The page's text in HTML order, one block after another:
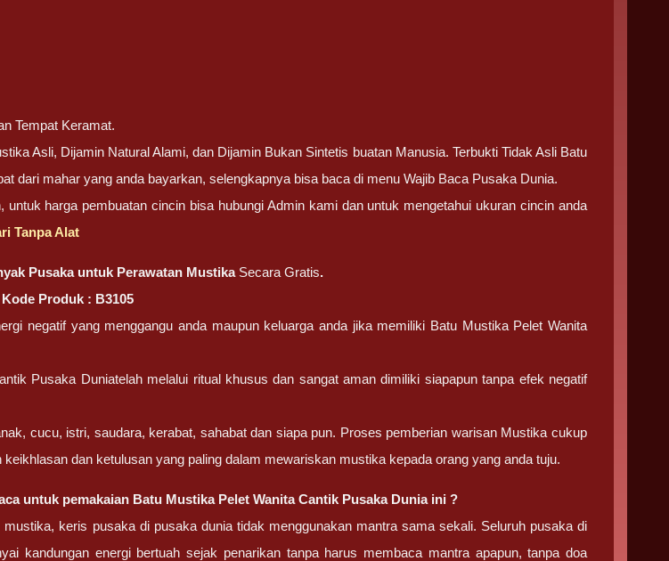
Tempat Keramat.
Asli, Dijamin Natural Alami, dan Dijamin Bukan Sintetis buatan Manusia. Terbukti Tidak Asli Batu
dari mahar yang anda bayarkan, selengkapnya bisa baca di menu Wajib Baca Pusaka Dunia.
untuk harga pembuatan cincin bisa hubungi Admin kami dan untuk mengetahui ukuran cincin anda
Tanpa Alat
Pusaka untuk Perawatan Mustika Secara Gratis.
Kode Produk : B3105
negatif yang menggangu anda maupun keluarga anda jika memiliki Batu Mustika Pelet Wanita
Pusaka Duniatelah melalui ritual khusus dan sangat aman dimiliki siapapun tanpa efek negatif
cucu, istri, saudara, kerabat, sahabat dan siapa pun. Proses pemberian warisan Mustika cukup
keikhlasan dan ketulusan yang paling dalam mewariskan mustika kepada orang yang anda tuju.
untuk pemakaian Batu Mustika Pelet Wanita Cantik Pusaka Dunia ini ?
keris pusaka di pusaka dunia tidak menggunakan mantra sama sekali. Seluruh pusaka di
kandungan energi bertuah sejak penarikan tanpa harus membaca mantra apapun, tanpa doa